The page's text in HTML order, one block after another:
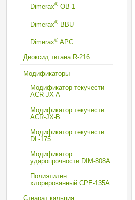
Dimerax®OВ-1
Dimerax®BBU
Dimerax®APC
Диоксид титана R-216
Модификаторы
Модификатор текучести
ACR-JX-A
Модификатор текучести
ACR-JX-B
Модификатор текучести
DL-175
Модификатор
ударопрочности DIM-808А
Полиэтилен
хлорированный CPE-135А
Стеарат кальция